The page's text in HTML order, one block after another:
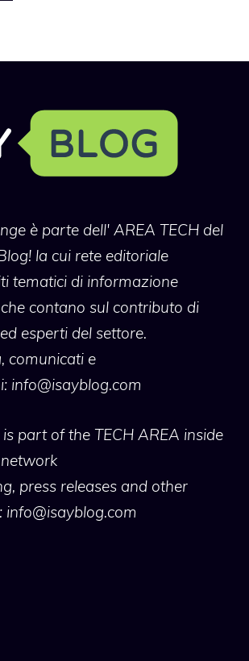
è parte dell' AREA TECH del
la cui rete editoriale
tematici di informazione
contano sul contributo di
esperti del settore.
comunicati e
info@isayblog.com
is part of the TECH AREA inside
press releases and other
info@isayblog.com